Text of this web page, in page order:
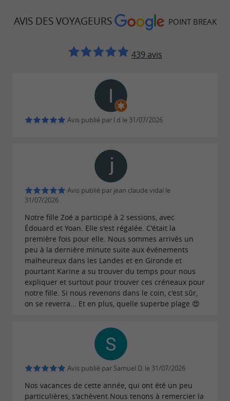
AVIS DES VOYAGEURS POINT BREAK
439 avis
Avis publié par l d le 31/07/2026
Avis publié par jean claude vidal le
31/07/2026
Notre fille Zoé a participé à 2 sessions, avec
Édouard et Yoan. Elle s'est régalée. C'était la
première fois pour elle. Nous sommes arrivés un
peu à la dernière minute suite aux événements
malheureux dans les Landes et en Gironde et
pourtant Karine a su trouver du temps pour nous
expliquer et surtout pour trouver ces créneaux pour
notre fille. Si nous revenons dans le coin, c'est sûr,
on se reverra... Et en plus, quelle superbe plage 😍
Avis publié par Samuel D. le 31/07/2026
Nos vacances de cette année, qui ont été un peu
particulières, s'achèvent.Nous tenons à remercier la